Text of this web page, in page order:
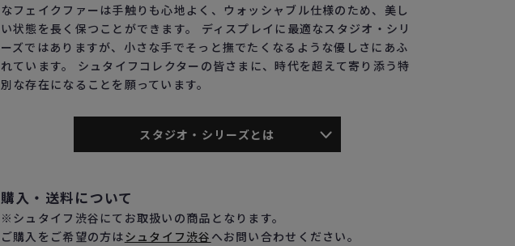
なフェイクファーは手触りも心地よく、ウォッシャブル仕様のため、美し
い状態を長く保つことができます。 ディスプレイに最適なスタジオ・シリ
ーズではありますが、小さな手でそっと撫でたくなるような優しさにあふ
れています。 シュタイフコレクターの皆さまに、時代を超えて寄り添う特
別な存在になることを願っています。
スタジオ・シリーズとは
購入・送料について
※シュタイフ渋谷にてお取扱いの商品となります。
ご購入をご希望の方はシュタイフ渋谷 へお問い合わせください。